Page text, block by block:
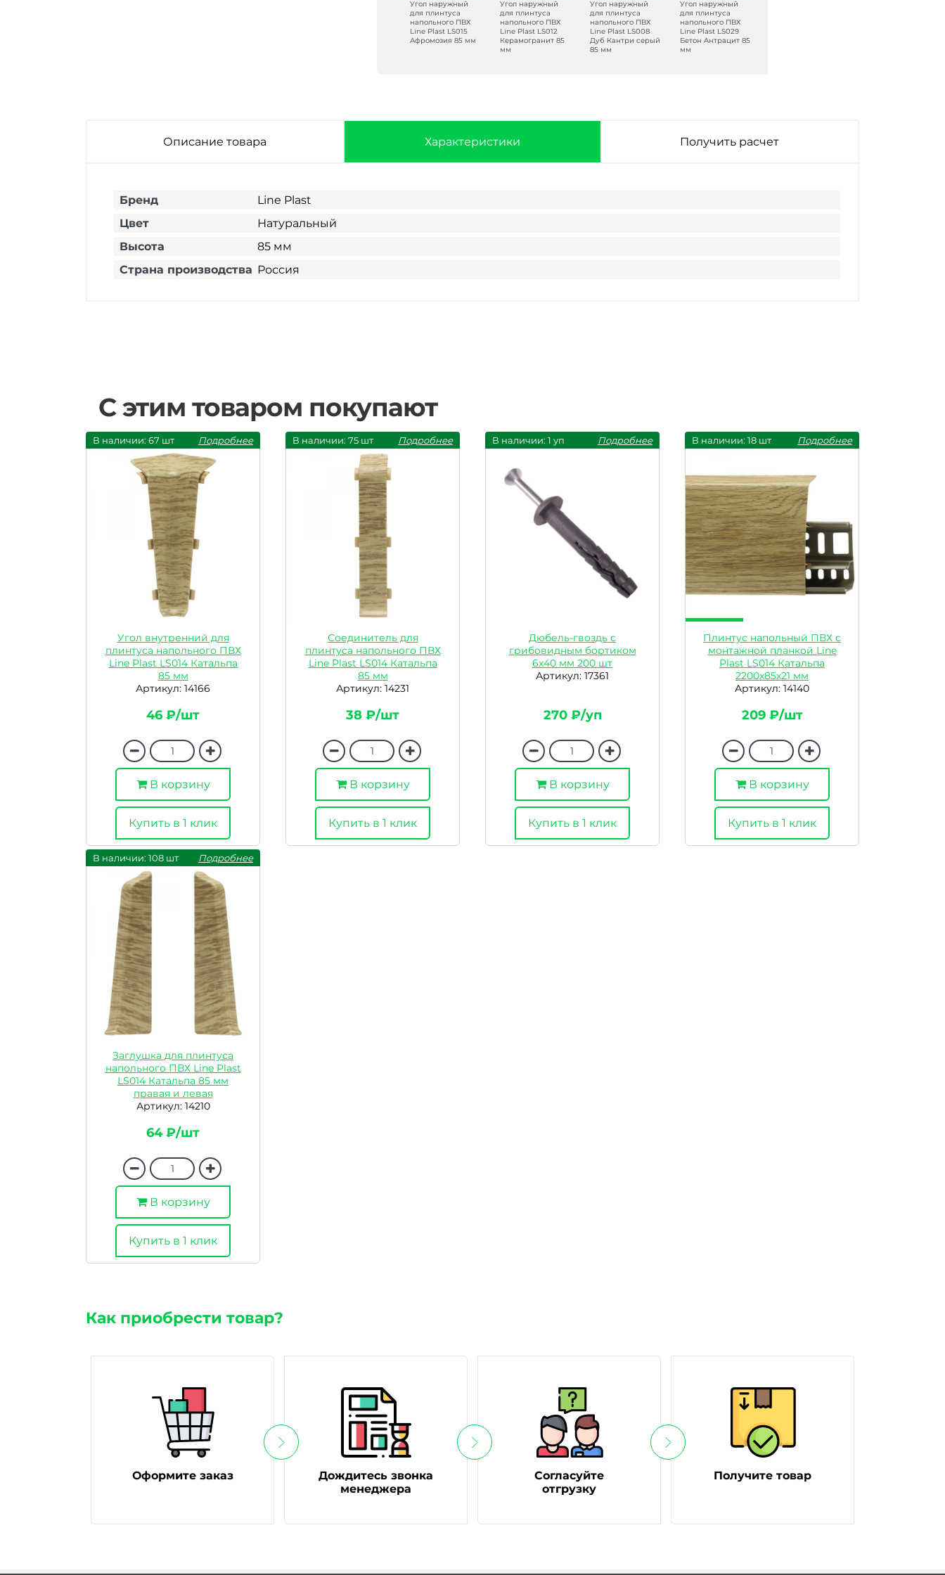
Угол наружный
для плинтуса
напольного ПВХ
Line Plast LS015
Афромозия 85 мм
Угол наружный
для плинтуса
напольного ПВХ
Line Plast LS012
Керамогранит 85
мм
Угол наружный
для плинтуса
напольного ПВХ
Line Plast LS008
Дуб Кантри серый
85 мм
Угол наружный
для плинтуса
напольного ПВХ
Line Plast LS029
Бетон Антрацит 85
мм
Описание товара Характеристики Получить расчет
Бренд
Line Plast
Цвет
Натуральный
Высота
85 мм
Страна производства Россия
С этим товаром покупают
В наличии: 67 шт Подробнее
Угол внутренний для
плинтуса напольного ПВХ
Line Plast LS014 Катальпа
85 мм
Артикул: 14166
46 ₽/шт
В корзину
Купить в 1 клик
В наличии: 75 шт Подробнее
Соединитель для
плинтуса напольного ПВХ
Line Plast LS014 Катальпа
85 мм
Артикул: 14231
38 ₽/шт
В корзину
Купить в 1 клик
В наличии: 1 уп Подробнее
Дюбель-гвоздь с
грибовидным бортиком
6х40 мм 200 шт
Артикул: 17361
270 ₽/уп
В корзину
Купить в 1 клик
В наличии: 18 шт Подробнее
Плинтус напольный ПВХ с
монтажной планкой Line
Plast LS014 Катальпа
2200х85х21 мм
Артикул: 14140
209 ₽/шт
В корзину
Купить в 1 клик
В наличии: 108 шт Подробнее
Заглушка для плинтуса
напольного ПВХ Line Plast
LS014 Катальпа 85 мм
правая и левая
Артикул: 14210
64 ₽/шт
В корзину
Купить в 1 клик
Как приобрести товар?
Оформите заказ
Дождитесь звонка
менеджера
Согласуйте
отгрузку
Получите товар